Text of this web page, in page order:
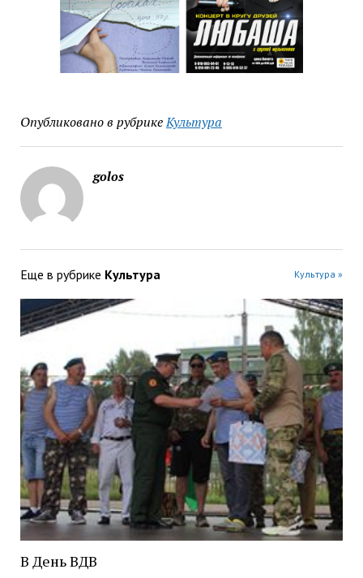
Опубликовано в рубрикеКультура
golos
Еще в рубрике Культура Культура »
В День ВДВ